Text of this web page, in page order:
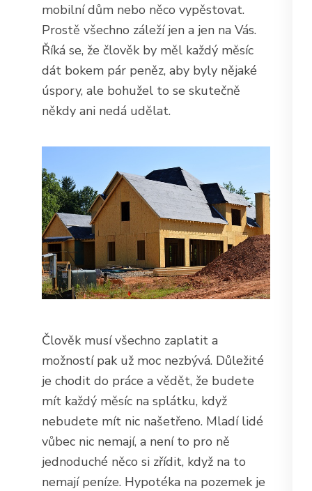
mobilní dům nebo něco vypěstovat.
Prostě všechno záleží jen a jen na Vás.
Říká se, že člověk by měl každý měsíc
dát bokem pár peněz, aby byly nějaké
úspory, ale bohužel to se skutečně
někdy ani nedá udělat.
Člověk musí všechno zaplatit a
možností pak už moc nezbývá. Důležité
je chodit do práce a vědět, že budete
mít každý měsíc na splátku, když
nebudete mít nic našetřeno. Mladí lidé
vůbec nic nemají, a není to pro ně
jednoduché něco si zřídit, když na to
nemají peníze. Hypotéka na pozemek je